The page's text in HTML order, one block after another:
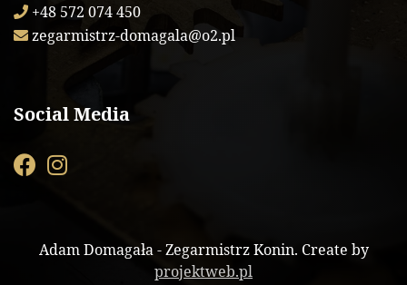
+48 572 074 450
zegarmistrz-domagala@o2.pl
Social Media
Adam Domagała - Zegarmistrz Konin. Create by
projektweb.pl